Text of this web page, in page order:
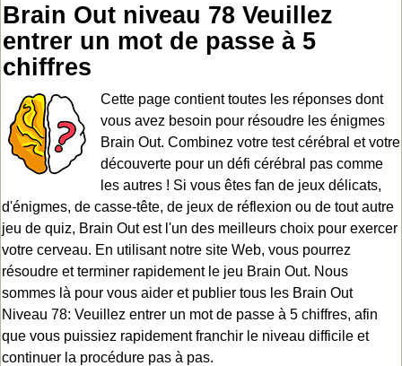
Brain Out niveau 78 Veuillez
entrer un mot de passe à 5
chiffres
Cette page contient toutes les réponses dont
vous avez besoin pour résoudre les énigmes
Brain Out. Combinez votre test cérébral et votre
découverte pour un défi cérébral pas comme
les autres ! Si vous êtes fan de jeux délicats,
d'énigmes, de casse-tête, de jeux de réflexion ou de tout autre
jeu de quiz, Brain Out est l'un des meilleurs choix pour exercer
votre cerveau. En utilisant notre site Web, vous pourrez
résoudre et terminer rapidement le jeu Brain Out. Nous
sommes là pour vous aider et publier tous les Brain Out
Niveau 78: Veuillez entrer un mot de passe à 5 chiffres, afin
que vous puissiez rapidement franchir le niveau difficile et
continuer la procédure pas à pas.